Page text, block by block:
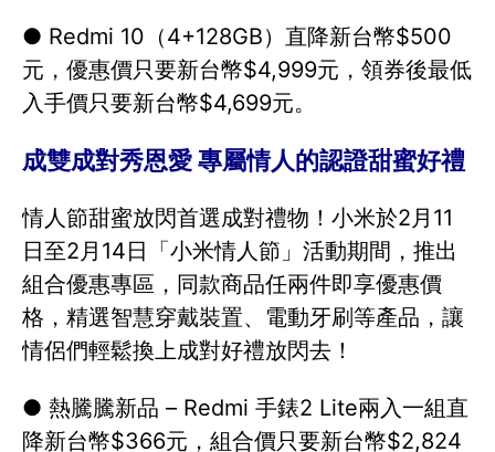
● Redmi 10（4+128GB）直降新台幣$500
元，優惠價只要新台幣$4,999元，領券後最低
入手價只要新台幣$4,699元。
成雙成對秀恩愛 專屬情人的認證甜蜜好禮
情人節甜蜜放閃首選成對禮物！小米於2月11
日至2月14日「小米情人節」活動期間，推出
組合優惠專區，同款商品任兩件即享優惠價
格，精選智慧穿戴裝置、電動牙刷等產品，讓
情侶們輕鬆換上成對好禮放閃去！
● 熱騰騰新品 – Redmi 手錶2 Lite兩入一組直
降新台幣$366元，組合價只要新台幣$2,824